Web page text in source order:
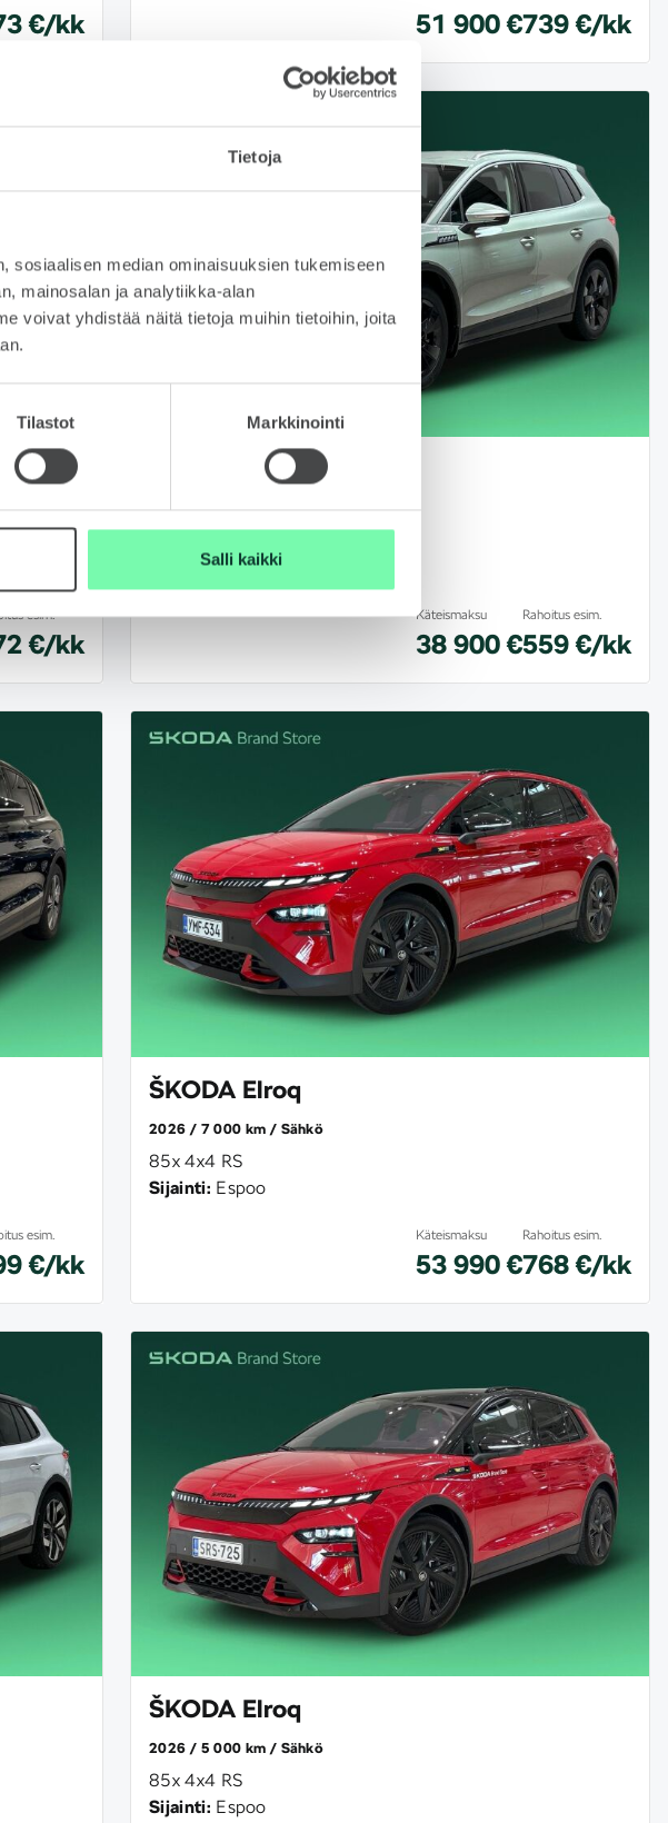
Tietoja
sosiaalisen median ominaisuuksien tukemiseen
mainosalan ja analytiikka-alan
voivat yhdistää näitä tietoja muihin tietoihin, joita
Tilastot Markkinointi
Salli kaikki
€/kk 51 900 €739 €/kk
esim.
€/kk
ŠKODA Elroq
2026 10 000 km Sähkö
Sijainti: Helsinki
Käteismaksu
38 900 €
Rahoitus esim.
559 €/kk
esim.
€/kk
ŠKODA Elroq
2026 7 000 km Sähkö
85x 4x4 RS
Sijainti: Espoo
Käteismaksu
53 990 €
Rahoitus esim.
768 €/kk
ŠKODA Elroq
2026 5 000 km Sähkö
85x 4x4 RS
Sijainti: Espoo